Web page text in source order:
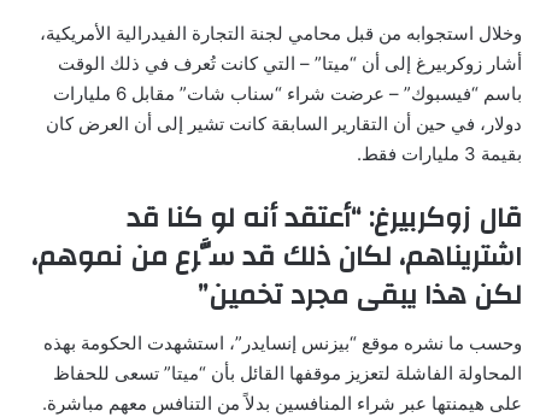
وخلال استجوابه من قبل محامي لجنة التجارة الفيدرالية الأمريكية،
أشار زوكربيرغ إلى أن “ميتا” – التي كانت تُعرف في ذلك الوقت
باسم “فيسبوك” – عرضت شراء “سناب شات” مقابل 6 مليارات
دولار، في حين أن التقارير السابقة كانت تشير إلى أن العرض كان
بقيمة 3 مليارات فقط.
قال زوكربيرغ: “أعتقد أنه لو كنا قد
اشتريناهم، لكان ذلك قد سَّرع من نموهم،
لكن هذا يبقى مجرد تخمين”
وحسب ما نشره موقع “بيزنس إنسايدر”، استشهدت الحكومة بهذه
المحاولة الفاشلة لتعزيز موقفها القائل بأن “ميتا” تسعى للحفاظ
على هيمنتها عبر شراء المنافسين بدلاً من التنافس معهم مباشرة.